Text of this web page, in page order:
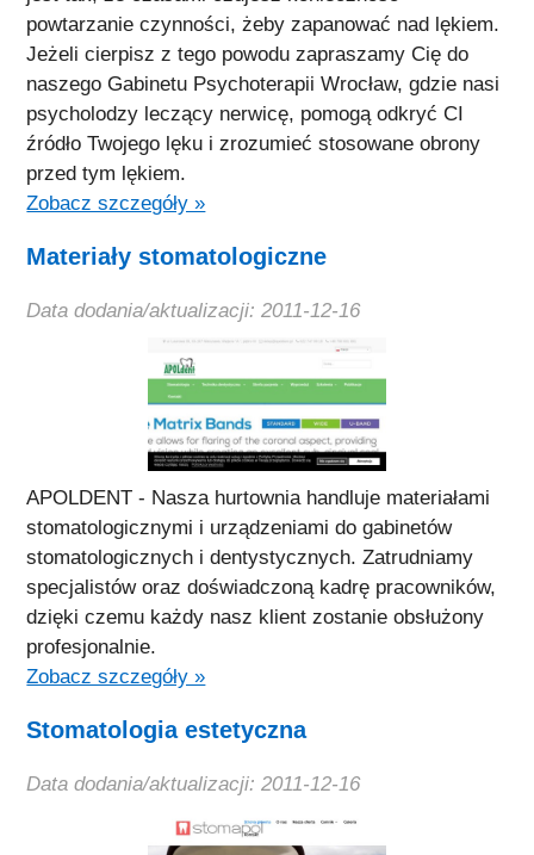
powtarzanie czynności, żeby zapanować nad lękiem.
Jeżeli cierpisz z tego powodu zapraszamy Cię do
naszego Gabinetu Psychoterapii Wrocław, gdzie nasi
psycholodzy leczący nerwicę, pomogą odkryć CI
źródło Twojego lęku i zrozumieć stosowane obrony
przed tym lękiem.
Zobacz szczegóły »
Materiały stomatologiczne
Data dodania/aktualizacji: 2011-12-16
APOLDENT - Nasza hurtownia handluje materiałami
stomatologicznymi i urządzeniami do gabinetów
stomatologicznych i dentystycznych. Zatrudniamy
specjalistów oraz doświadczoną kadrę pracowników,
dzięki czemu każdy nasz klient zostanie obsłużony
profesjonalnie.
Zobacz szczegóły »
Stomatologia estetyczna
Data dodania/aktualizacji: 2011-12-16